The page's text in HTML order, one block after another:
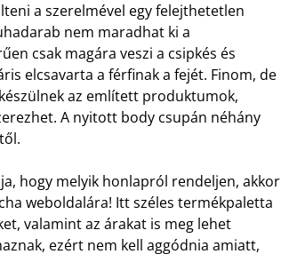
a szerelmével egy felejthetetlen
nem maradhat ki a
csak magára veszi a csipkés és
elcsavarta a férfinak a fejét. Finom, de
az említett produktumok,
A nyitott body csupán néhány
hogy melyik honlapról rendeljen, akkor
weboldalára! Itt széles termékpaletta
valamint az árakat is meg lehet
ezért nem kell aggódnia amiatt,